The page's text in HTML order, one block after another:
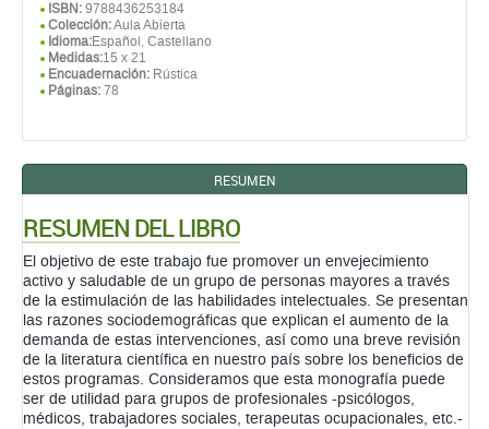
ISBN: 9788436253184
Colección:Aula Abierta
Idioma:Español, Castellano
Medidas:15 x 21
Encuadernación: Rústica
Páginas: 78
RESUMEN
RESUMEN DEL LIBRO
El objetivo de este trabajo fue promover un envejecimiento
activo y saludable de un grupo de personas mayores a través
de la estimulación de las habilidades intelectuales. Se presentan
las razones sociodemográficas que explican el aumento de la
demanda de estas intervenciones, así como una breve revisión
de la literatura científica en nuestro país sobre los beneficios de
estos programas. Consideramos que esta monografía puede
ser de utilidad para grupos de profesionales -psicólogos,
médicos, trabajadores sociales, terapeutas ocupacionales, etc.-